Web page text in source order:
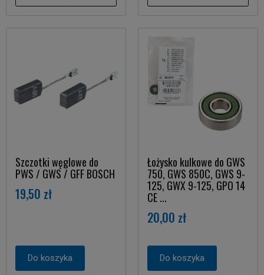
Szczotki węglowe do
PWS / GWS / GFF BOSCH
19,50 zł
Do koszyka
Łożysko kulkowe do GWS
750, GWS 850C, GWS 9-
125, GWX 9-125, GPO 14
CE ...
20,00 zł
Do koszyka